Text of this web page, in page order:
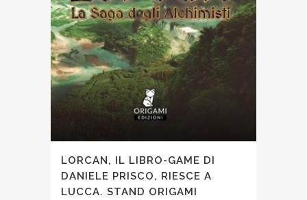
LORCAN, IL LIBRO-GAME DI
DANIELE PRISCO, RIESCE A
LUCCA. STAND ORIGAMI